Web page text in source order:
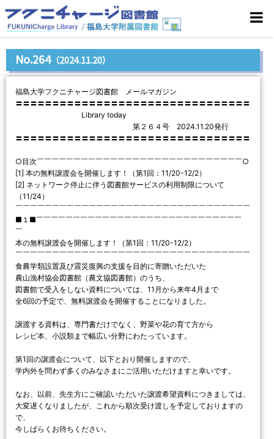
No.264（2024.11.20）
福島大学フクニチャージ図書館 メールマガジン
〓〓〓〓〓〓〓〓〓〓〓〓〓〓〓〓〓〓〓〓〓〓〓〓〓〓〓〓〓〓〓〓
Library today
第２６４号 2024.11.20発行
〓〓〓〓〓〓〓〓〓〓〓〓〓〓〓〓〓〓〓〓〓〓〓〓〓〓〓〓〓〓〓〓
○目次￣￣￣￣￣￣￣￣￣￣￣￣￣￣￣￣￣￣￣￣￣￣￣￣￣￣￣￣○
[1] 本の無料譲渡会を開催します！（第1回：11/20-12/2）
[2] ネットワーク停止に伴う図書館サービスの利用制限について
（11/24）
￣￣￣￣￣￣￣￣￣￣￣￣￣￣￣￣￣￣￣￣￣￣￣￣￣￣￣￣￣￣￣￣
■１■￣￣￣￣￣￣￣￣￣￣￣￣￣￣￣￣￣￣￣￣￣￣￣￣￣￣￣￣
￣
本の無料譲渡会を開催します！（第1回：11/20-12/2）
￣￣￣￣￣￣￣￣￣￣￣￣￣￣￣￣￣￣￣￣￣￣￣￣￣￣￣￣￣￣￣￣
食農学類設置及び震災復興の支援を目的に寄贈いただいた
農山漁村協会図書館（農文協図書館）のうち、
図書館で受入をしない資料については、11月から来年4月まで
全6回の予定で、無料譲渡会を開催することになりました。
譲渡する資料は、専門書だけでなく、野菜や花の育て方から
レシピ本、小説類まで幅広い分野にわたっています。
第1回の譲渡会について、以下とおり開催しますので、
学内外を問わず多くのみなさまにご活用いただけますと幸いです。
なお、以前、先生方にご確認いただいた譲渡希望資料につきましては、
大変遅くなりましたが、これから順次受け渡しを予定しておりますの
で、
今しばらくお待ちください。